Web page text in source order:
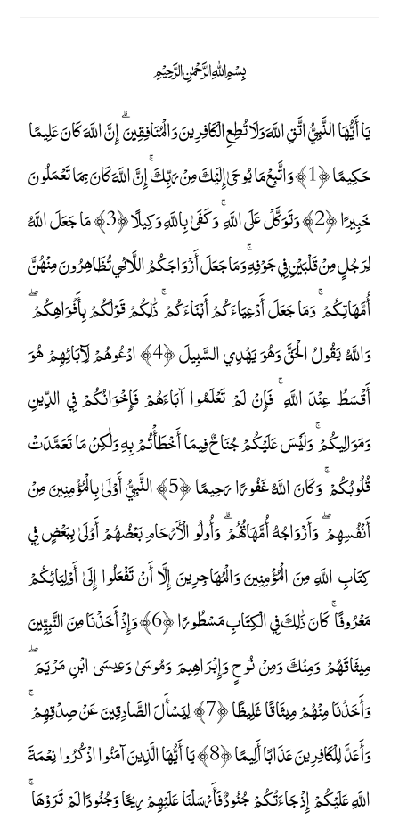
﷽
يَا أَيُّهَا النَّبِيُّ اتَّقِ اللَّهَ وَلَا تُطِعِ الْكَافِرِينَ وَالْمُنَافِقِينَ ۗ إِنَّ اللَّهَ كَانَ عَلِيمًا
حَكِيمًا ﴿1﴾ وَاتَّبِعْ مَا يُوحَىٰ إِلَيْكَ مِنْ رَبِّكَ ۚ إِنَّ اللَّهَ كَانَ بِمَا تَعْمَلُونَ
خَبِيرًا ﴿2﴾ وَتَوَكَّلْ عَلَى اللَّهِ ۚ وَكَفَىٰ بِاللَّهِ وَكِيلًا ﴿3﴾ مَا جَعَلَ اللَّهُ
لِرَجُلٍ مِنْ قَلْبَيْنِ فِي جَوْفِهِ ۚ وَمَا جَعَلَ أَزْوَاجَكُمُ اللَّائِي تُظَاهِرُونَ مِنْهُنَّ
أُمَّهَاتِكُمْ ۚ وَمَا جَعَلَ أَدْعِيَاءَكُمْ أَبْنَاءَكُمْ ۚ ذَٰلِكُمْ قَوْلُكُمْ بِأَفْوَاهِكُمْ ۖ
وَاللَّهُ يَقُولُ الْحَقَّ وَهُوَ يَهْدِي السَّبِيلَ ﴿4﴾ ادْعُوهُمْ لِآبَائِهِمْ هُوَ
أَقْسَطُ عِنْدَ اللَّهِ ۚ فَإِنْ لَمْ تَعْلَمُوا آبَاءَهُمْ فَإِخْوَانُكُمْ فِي الدِّينِ
وَمَوَالِيكُمْ ۚ وَلَيْسَ عَلَيْكُمْ جُنَاحٌ فِيمَا أَخْطَأْتُمْ بِهِ وَلَٰكِنْ مَا تَعَمَّدَتْ
قُلُوبُكُمْ ۚ وَكَانَ اللَّهُ غَفُورًا رَحِيمًا ﴿5﴾ النَّبِيُّ أَوْلَىٰ بِالْمُؤْمِنِينَ مِنْ
أَنْفُسِهِمْ ۖ وَأَزْوَاجُهُ أُمَّهَاتُهُمْ ۗ وَأُولُو الْأَرْحَامِ بَعْضُهُمْ أَوْلَىٰ بِبَعْضٍ فِي
كِتَابِ اللَّهِ مِنَ الْمُؤْمِنِينَ وَالْمُهَاجِرِينَ إِلَّا أَنْ تَفْعَلُوا إِلَىٰ أَوْلِيَائِكُمْ
مَعْرُوفًا ۚ كَانَ ذَٰلِكَ فِي الْكِتَابِ مَسْطُورًا ﴿6﴾ وَإِذْ أَخَذْنَا مِنَ النَّبِيِّينَ
مِيثَاقَهُمْ وَمِنْكَ وَمِنْ نُوحٍ وَإِبْرَاهِيمَ وَمُوسَىٰ وَعِيسَى ابْنِ مَرْيَمَ ۖ
وَأَخَذْنَا مِنْهُمْ مِيثَاقًا غَلِيظًا ﴿7﴾ لِيَسْأَلَ الصَّادِقِينَ عَنْ صِدْقِهِمْ ۚ
وَأَعَدَّ لِلْكَافِرِينَ عَذَابًا أَلِيمًا ﴿8﴾ يَا أَيُّهَا الَّذِينَ آمَنُوا اذْكُرُوا نِعْمَةَ
اللَّهِ عَلَيْكُمْ إِذْ جَاءَتْكُمْ جُنُودٌ فَأَرْسَلْنَا عَلَيْهِمْ رِيحًا وَجُنُودًا لَمْ تَرَوْهَا ۚ